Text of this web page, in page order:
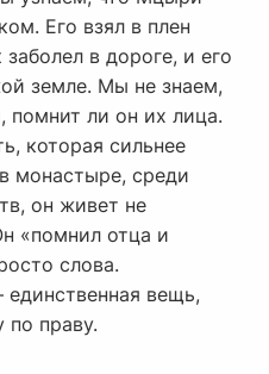
Его взял в плен
в дороге, и его
земле. Мы не знаем,
помнит ли он их лица.
которая сильнее
монастыре, среди
он живет не
«помнил отца и
слова.
вещь,
по праву.